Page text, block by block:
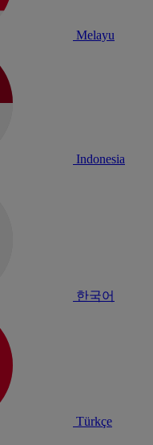
Melayu
Indonesia
한국어
Türkçe